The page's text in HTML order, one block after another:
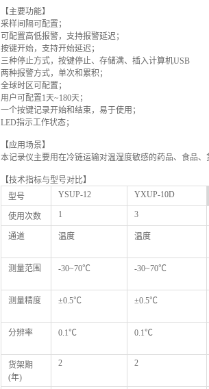
【主要功能】
采样间隔可配置；
可配置高低报警，支持报警延迟；
按键开始，支持开始延迟；
三种停止方式，按键停止、存储满、插入计算机USB
两种报警方式，单次和累积；
全球时区可配置；
用户可配置1天~180天；
一个按键记录开始和结束，易于使用；
LED指示工作状态；
【应用场景】
本记录仪主要用在冷链运输对温湿度敏感的药品、食品、
【技术指标与型号对比】
型号
YSUP-12 YXUP-10D
使用次数 1 3
通道 温度 温度
测量范围 -30~70℃ -30~70℃
测量精度 ±0.5℃ ±0.5℃
分辨率 0.1℃ 0.1℃
货架期
(年)
2 2